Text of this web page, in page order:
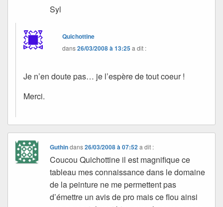
Syl
Quichottine
dans26/03/2008 à 13:25a dit :
Je n’en doute pas… je l’espère de tout coeur !
Merci.
Guthindans26/03/2008 à 07:52 a dit :
Coucou Quichottine il est magnifique ce
tableau mes connaissance dans le domaine
de la peinture ne me permettent pas
d’émettre un avis de pro mais ce flou ainsi